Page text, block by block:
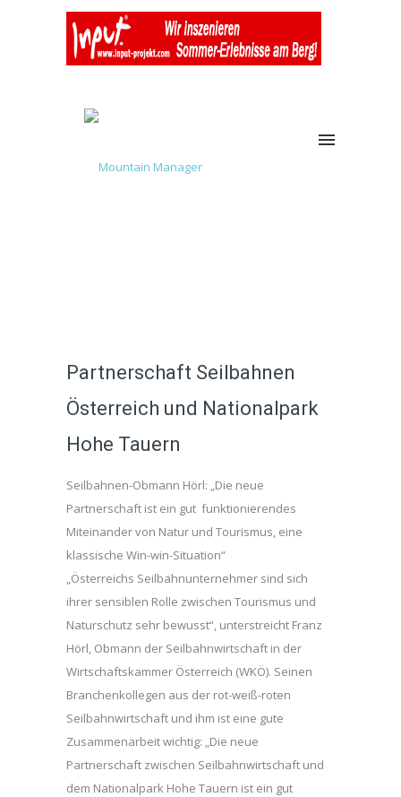
Partnerschaft Seilbahnen
Österreich und Nationalpark
Hohe Tauern
Seilbahnen-Obmann Hörl: „Die neue
Partnerschaft ist ein gut funktionierendes
Miteinander von Natur und Tourismus, eine
klassische Win-win-Situation“
„Österreichs Seilbahnunternehmer sind sich
ihrer sensiblen Rolle zwischen Tourismus und
Naturschutz sehr bewusst“, unterstreicht Franz
Hörl, Obmann der Seilbahnwirtschaft in der
Wirtschaftskammer Österreich (WKÖ). Seinen
Branchenkollegen aus der rot-weiß-roten
Seilbahnwirtschaft und ihm ist eine gute
Zusammenarbeit wichtig: „Die neue
Partnerschaft zwischen Seilbahnwirtschaft und
dem Nationalpark Hohe Tauern ist ein gut